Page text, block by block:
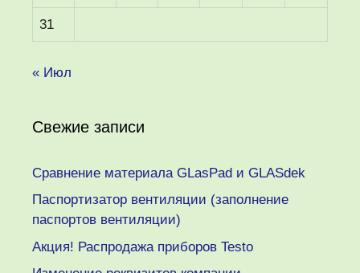
31
« Июл
Свежие записи
Сравнение материала GLasPad и GLASdek
Паспортизатор вентиляции (заполнение
паспортов вентиляции)
Акция! Распродажа приборов Testo